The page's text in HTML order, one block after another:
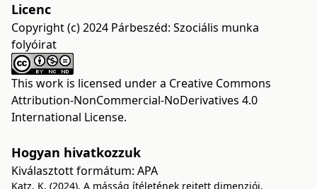
Licenc
Copyright (c) 2024 Párbeszéd: Szociális munka
folyóirat
This work is licensed under a Creative Commons
Attribution-NonCommercial-NoDerivatives 4.0
International License.
Hogyan hivatkozzuk
Kiválasztott formátum: APA
Katz, K. (2024). A másság ítéletének rejtett dimenziói.